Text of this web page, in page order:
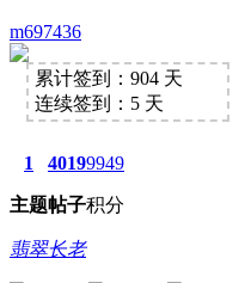
m697436
累计签到：904 天
连续签到：5 天
1
主题
4019
帖子
9949
积分
翡翠长老